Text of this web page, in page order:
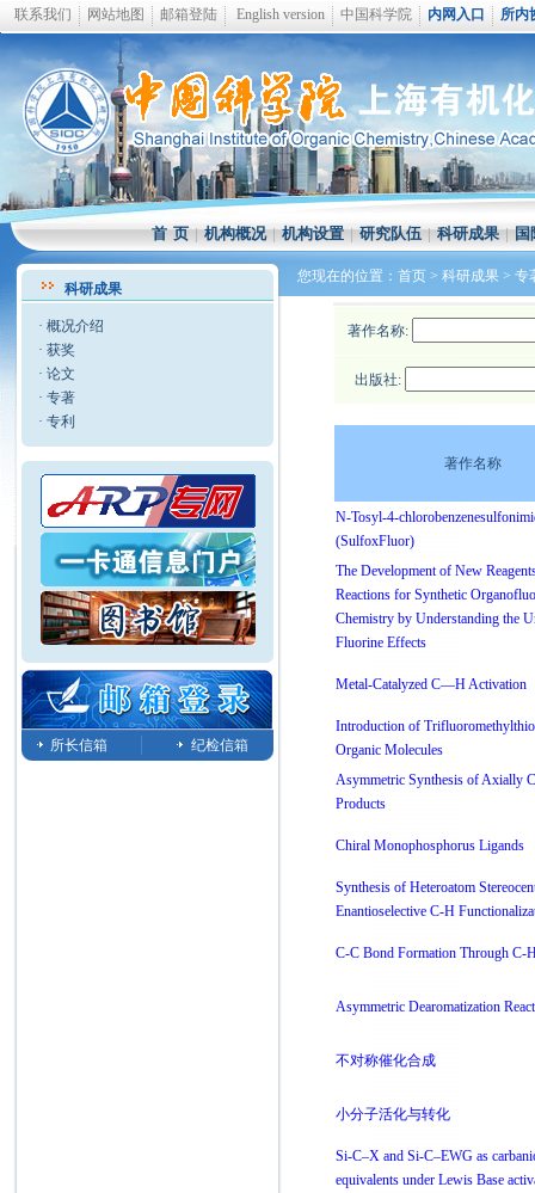
联系我们 网站地图 邮箱登陆 English version 中国科学院 内网入口 所内
首 页 | 机构概况 | 机构设置 | 研究队伍 | 科研成果 | 国
科研成果
· 概况介绍
· 获奖
· 论文
· 专著
· 专利
所长信箱 纪检信箱
您现在的位置： 首页 > 科研成果 > 专
著作名称:
出版社:
著作名称
N-Tosyl-4-
(SulfoxFluor)
The Development of New
Reactions for Synthetic
Chemistry by Understanding the
Fluorine Effects
Metal-Catalyzed C—H Activation
Introduction of
Organic Molecules
Asymmetric Synthesis of Axially
Products
Chiral Monophosphorus Ligands
Synthesis of Heteroatom
Enantioselective C-H
C-C Bond Formation Through C-
Asymmetric Dearomatization
不对称催化合成
小分子活化与转化
Si-C–X and Si-C–EWG as
equivalents under Lewis Base